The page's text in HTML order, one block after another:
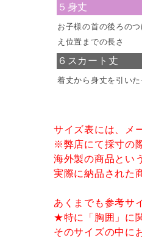
５身丈
お子様の首の後ろの
え位置までの長さ
６スカート丈
着丈から身丈を引いた
サイズ表には、メ
※弊店にて採寸の
海外製の商品とい
実際に納品された
あくまでも参考サ
★特に「胸囲」に
そのサイズの中に